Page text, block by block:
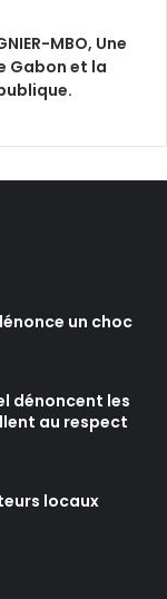
MBO, Une
Gabon et la
un choc
dénoncent les
au respect
locaux